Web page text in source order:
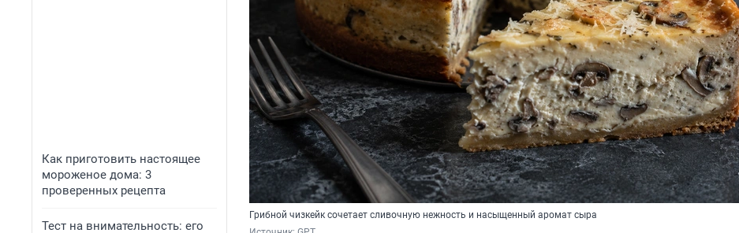
Как приготовить настоящее
мороженое дома: 3
проверенных рецепта
Тест на внимательность: его
Грибной чизкейк сочетает сливочную нежность и насыщенный аромат сыра